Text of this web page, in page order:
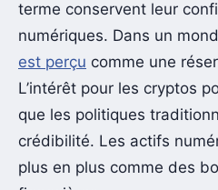
terme conservent leur
numériques. Dans un
est perçu comme une
L’intérêt pour les cryptos
que les politiques
crédibilité. Les actifs
plus en plus comme des